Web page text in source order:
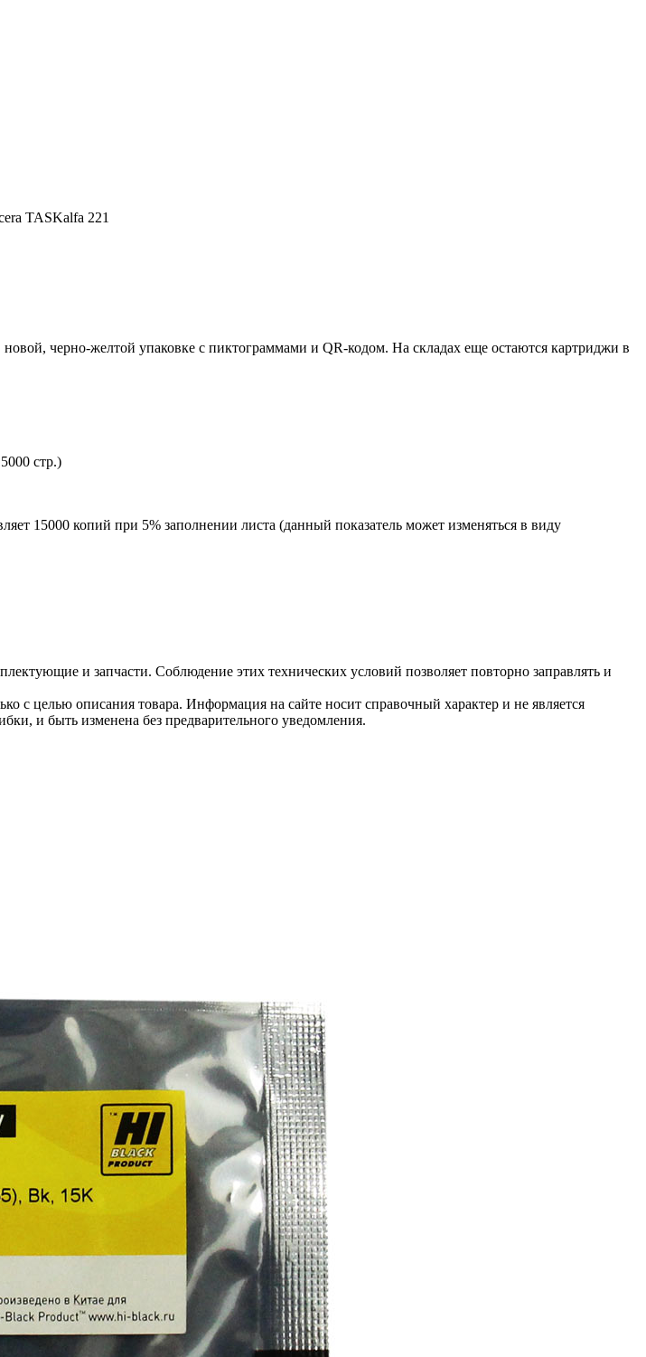
TASKalfa 221
черно-желтой упаковке с пиктограммами и QR-кодом. На складах еще остаются картриджи в
стр.)
15000 копий при 5% заполнении листа (данный показатель может изменяться в виду
и запчасти. Соблюдение этих технических условий позволяет повторно заправлять и
с целью описания товара. Информация на сайте носит справочный характер и не является
и быть изменена без предварительного уведомления.